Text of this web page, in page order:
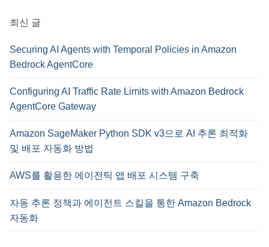
최신 글
Securing AI Agents with Temporal Policies in Amazon
Bedrock AgentCore
Configuring AI Traffic Rate Limits with Amazon Bedrock
AgentCore Gateway
Amazon SageMaker Python SDK v3으로 AI 추론 최적화
및 배포 자동화 방법
AWS를 활용한 에이전틱 앱 배포 시스템 구축
자동 추론 정책과 에이전트 스킬을 통한 Amazon Bedrock
자동화